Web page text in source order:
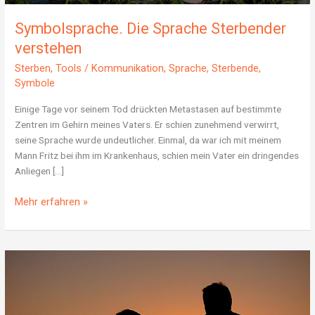
Symbolsprache. Die Sprache Sterbender
verstehen
Sterben,Tools /Kommunikation,Sprache,Sterbende,
Symbole
Einige Tage vor seinem Tod drückten Metastasen auf bestimmte
Zentren im Gehirn meines Vaters. Er schien zunehmend verwirrt,
seine Sprache wurde undeutlicher. Einmal, da war ich mit meinem
Mann Fritz bei ihm im Krankenhaus, schien mein Vater ein dringendes
Anliegen […]
Mehr erfahren »